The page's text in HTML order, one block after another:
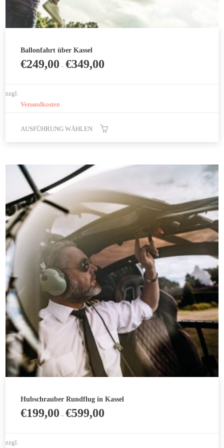
Ballonfahrt über Kassel
€249,00 –€349,00
zzgl.
Versandkosten
AUSFÜHRUNG WÄHLEN
weist
mehrere
Varianten
auf.
Die
Optionen
können
auf
der
Produktseite
gewählt
werden
Hubschrauber Rundflug in Kassel
€199,00 –€599,00
zzgl.